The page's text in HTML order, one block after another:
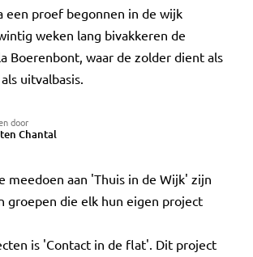
een proef begonnen in de wijk
weken lang bivakkeren de
Boerenbont, waar de zolder dient als
uitvalbasis.
door
Chantal
meedoen aan 'Thuis in de Wijk' zijn
groepen die elk hun eigen project
is 'Contact in de flat'. Dit project